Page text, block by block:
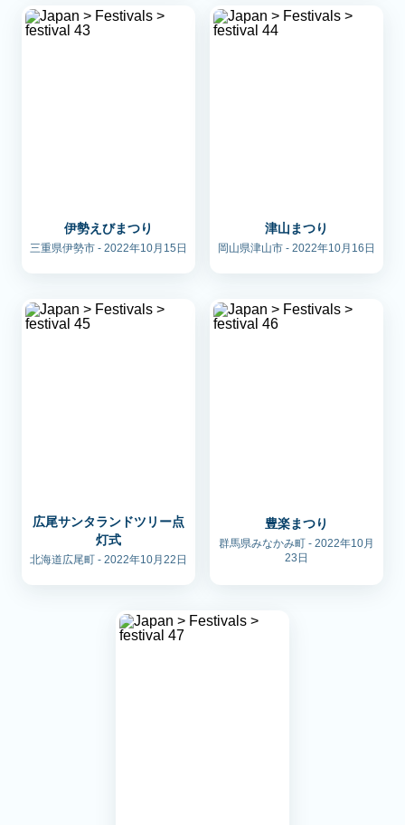
伊勢えびまつり
三重県伊勢市 - 2022年10月15日
津山まつり
岡山県津山市 - 2022年10月16日
広尾サンタランドツリー点
灯式
北海道広尾町 - 2022年10月22日
豊楽まつり
群馬県みなかみ町 - 2022年10月
23日